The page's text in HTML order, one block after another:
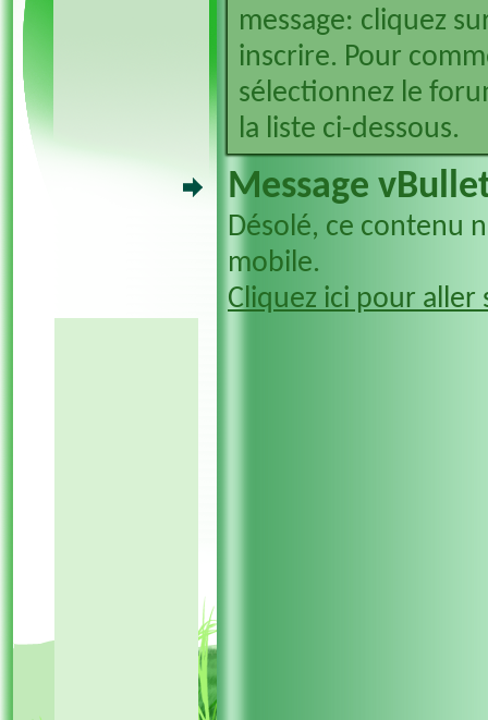
message: cliquez
inscrire. Pour
sélectionnez le
la liste ci-dessous.
Message
Désolé, ce contenu
mobile.
Cliquez ici pour